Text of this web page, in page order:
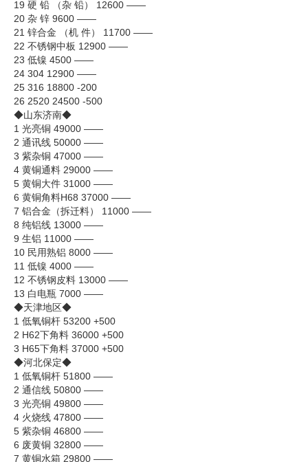
19 硬 铅 （杂 铅） 12600 ——
20 杂 锌 9600 ——
21 锌合金 （机 件） 11700 ——
22 不锈钢中板 12900 ——
23 低镍 4500 ——
24 304 12900 ——
25 316 18800 -200
26 2520 24500 -500
◆山东济南◆
1 光亮铜 49000 ——
2 通讯线 50000 ——
3 紫杂铜 47000 ——
4 黄铜通料 29000 ——
5 黄铜大件 31000 ——
6 黄铜角料H68 37000 ——
7 铝合金（拆迁料） 11000 ——
8 纯铝线 13000 ——
9 生铝 11000 ——
10 民用熟铝 8000 ——
11 低镍 4000 ——
12 不锈钢皮料 13000 ——
13 白电瓶 7000 ——
◆天津地区◆
1 低氧铜杆 53200 +500
2 H62下角料 36000 +500
3 H65下角料 37000 +500
◆河北保定◆
1 低氧铜杆 51800 ——
2 通信线 50800 ——
3 光亮铜 49800 ——
4 火烧线 47800 ——
5 紫杂铜 46800 ——
6 废黄铜 32800 ——
7 黄铜水箱 29800 ——